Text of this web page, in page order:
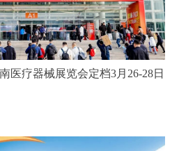
医疗器械展览会定档3月26-28日